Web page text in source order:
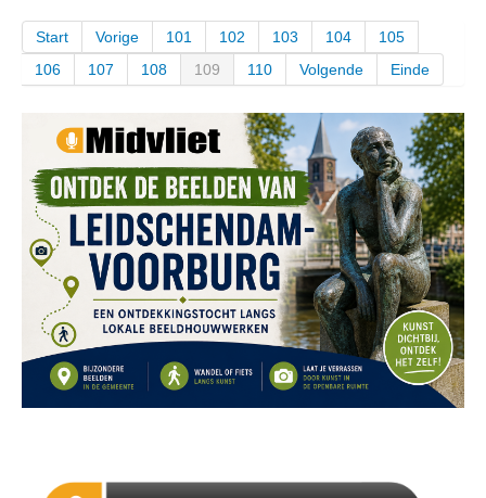
Start Vorige 101 102 103 104
105
106
107 108 109 110 Volgende Einde